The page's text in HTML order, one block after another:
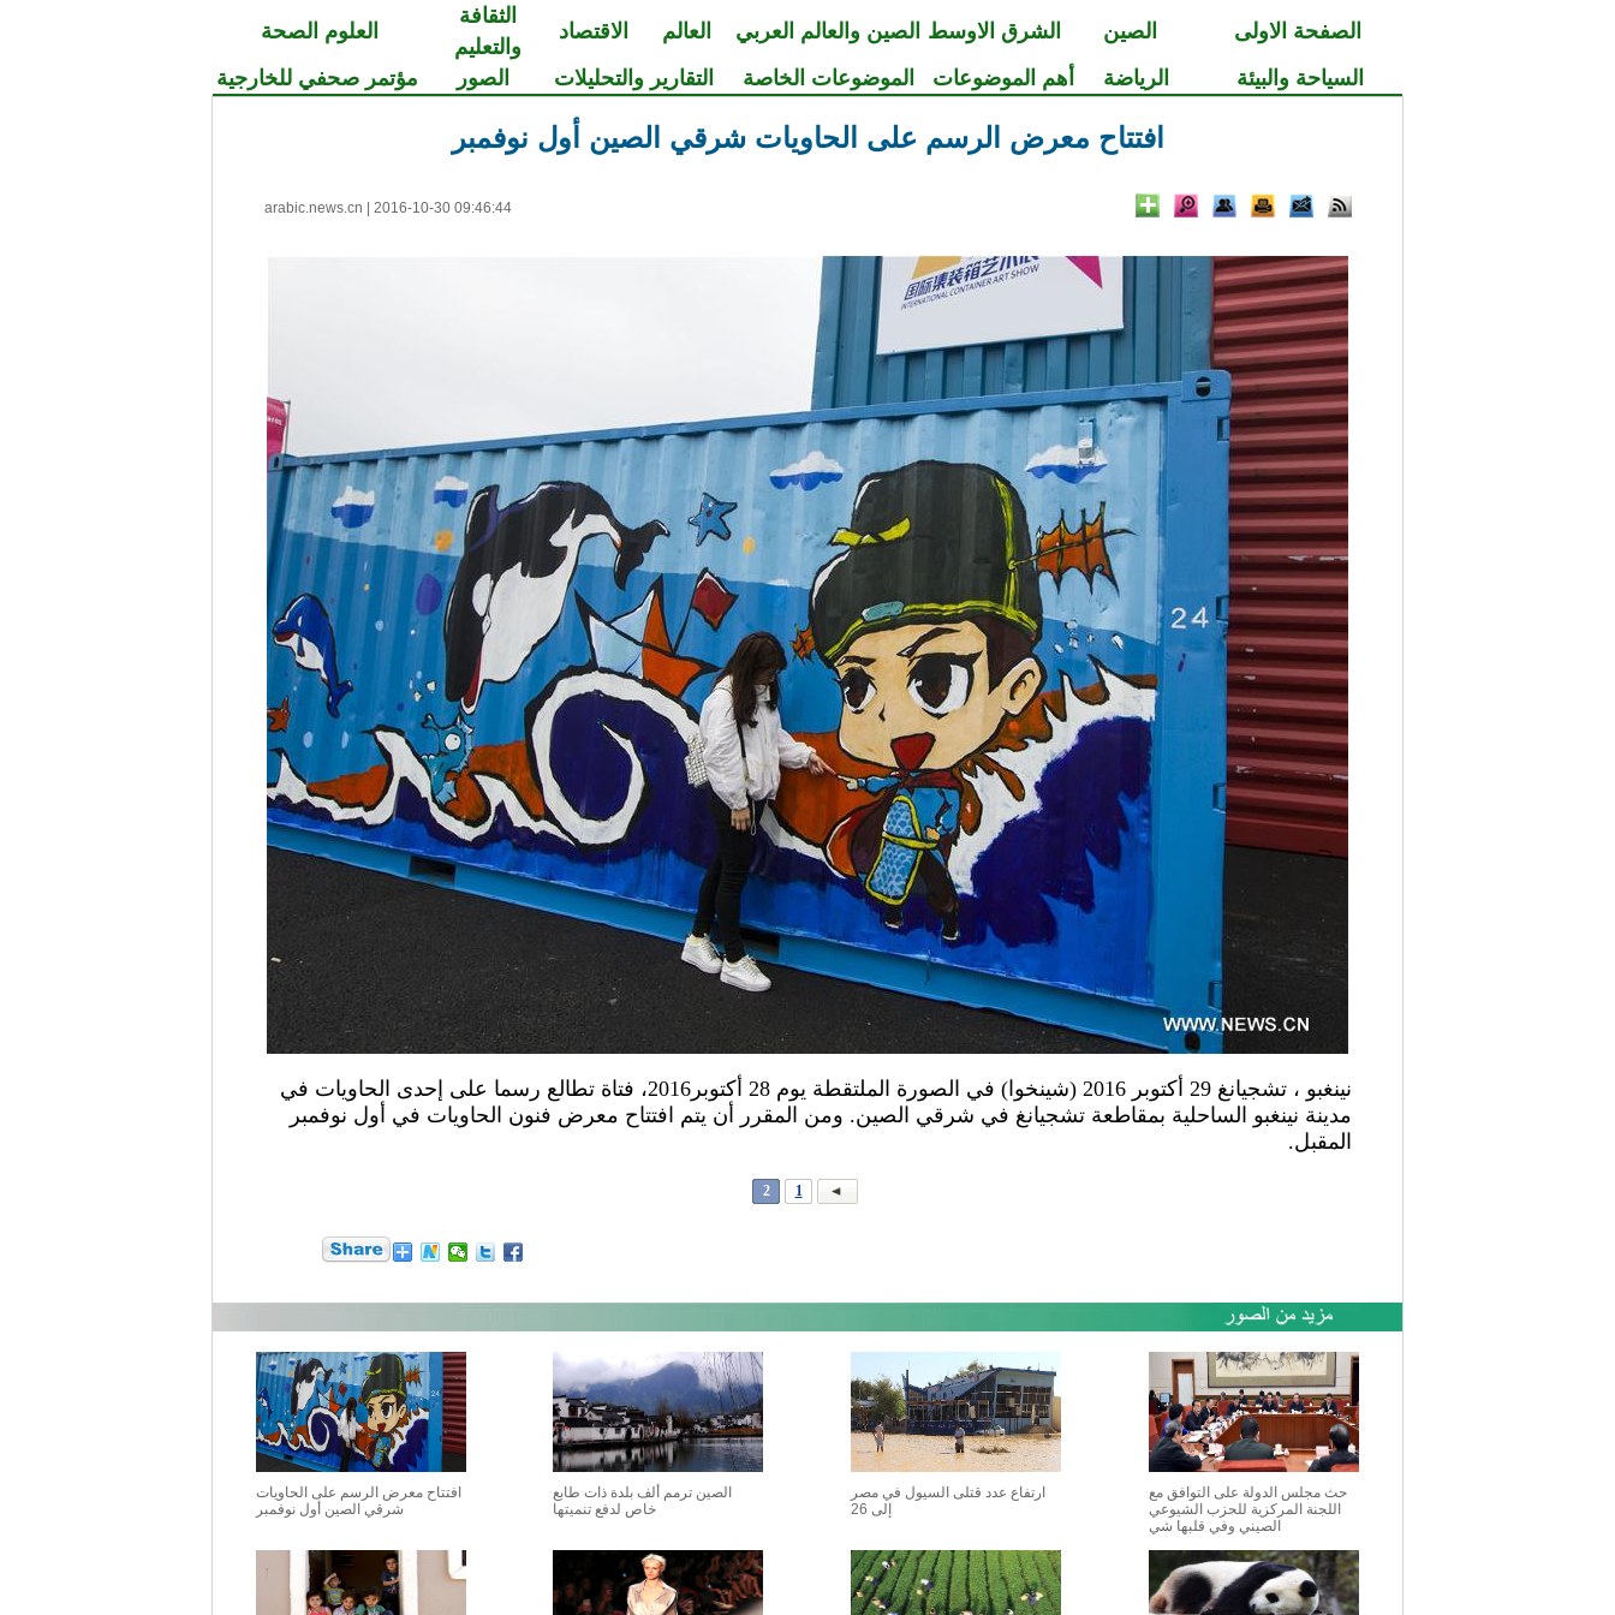
الصفحة الاولى الصين الشرق الاوسط الصين والعالم العربي العالم الاقتصاد
الثقافة
والتعليم
العلوم الصحة
السياحة والبيئة
الرياضة أهم الموضوعات الموضوعات الخاصة التقارير والتحليلات الصور مؤتمر صحفي للخارجية
افتتاح معرض الرسم على الحاويات شرقي الصين أول نوفمبر
arabic.news.cn 2016-10-30 09:46:44
نينغبو ، تشجيانغ 29 أكتوبر 2016 (شينخوا) في الصورة الملتقطة يوم 28 أكتوبر2016، فتاة تطالع رسما على إحدى الحاويات في
مدينة نينغبو الساحلية بمقاطعة تشجيانغ في شرقي الصين. ومن المقرر أن يتم افتتاح معرض فنون الحاويات في أول نوفمبر
المقبل.
1
2
حث مجلس الدولة على التوافق مع
اللجنة المركزية للحزب الشيوعي
الصيني وفي قلبها شي
ارتفاع عدد قتلى السيول في مصر
إلى 26
الصين ترمم ألف بلدة ذات طابع
خاص لدفع تنميتها
افتتاح معرض الرسم على الحاويات
شرقي الصين أول نوفمبر